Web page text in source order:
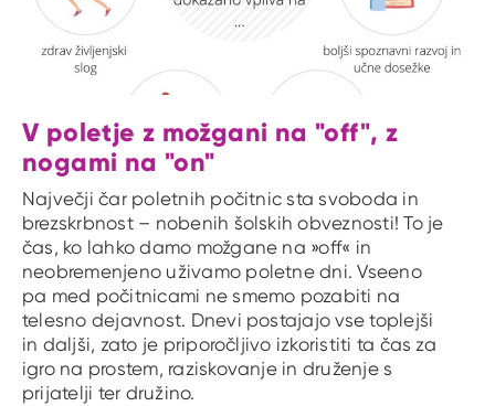
V poletje z možgani na "off", z
nogami na "on"
Največji čar poletnih počitnic sta svoboda in
brezskrbnost – nobenih šolskih obveznosti! To je
čas, ko lahko damo možgane na »off« in
neobremenjeno uživamo poletne dni. Vseeno
pa med počitnicami ne smemo pozabiti na
telesno dejavnost. Dnevi postajajo vse toplejši
in daljši, zato je priporočljivo izkoristiti ta čas za
igro na prostem, raziskovanje in druženje s
prijatelji ter družino.